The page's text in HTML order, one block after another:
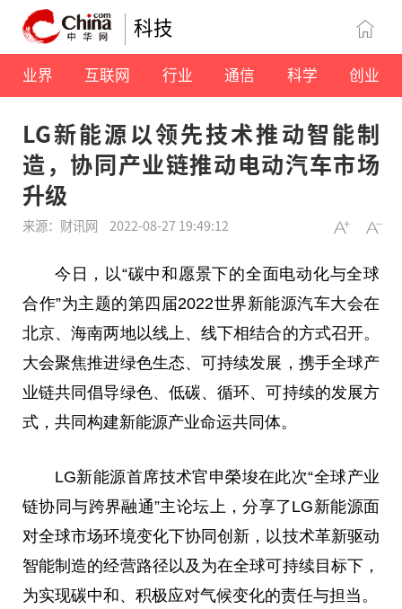
科技
业界 互联网 行业 通信 科学 创业
LG新能源以领先技术推动智能制
造，协同产业链推动电动汽车市场
升级
来源：财讯网 2022-08-27 19:49:12
今日，以“碳中和愿景下的全面电动化与全球
合作”为主题的第四届2022世界新能源汽车大会在
北京、海南两地以线上、线下相结合的方式召开。
大会聚焦推进绿色生态、可持续发展，携手全球产
业链共同倡导绿色、低碳、循环、可持续的发展方
式，共同构建新能源产业命运共同体。
LG新能源首席技术官申榮埈在此次“全球产业
链协同与跨界融通”主论坛上，分享了LG新能源面
对全球市场环境变化下协同创新，以技术革新驱动
智能制造的经营路径以及为在全球可持续目标下，
为实现碳中和、积极应对气候变化的责任与担当。